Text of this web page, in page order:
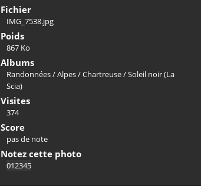
Fichier
IMG_7538.jpg
Poids
867 Ko
Albums
Randonnées/Alpes/Chartreuse/Soleil noir (La
Scia)
Visites
374
Score
pas de note
Notez cette photo